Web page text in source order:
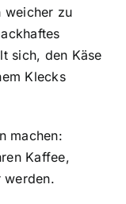
weicher zu
sich, den Käse
Klecks
machen:
Kaffee,
werden.